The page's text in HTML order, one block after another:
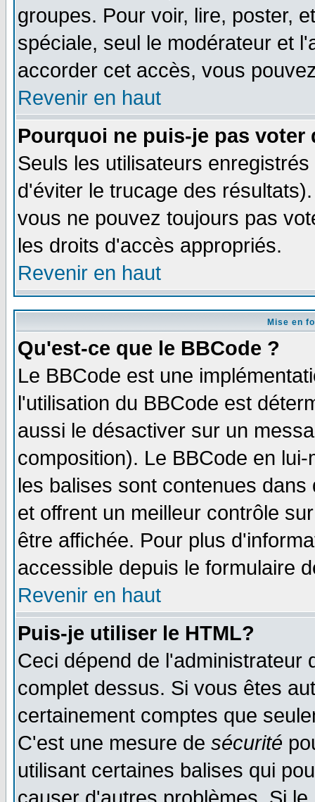
groupes. Pour voir, lire, poster,
spéciale, seul le modérateur et
accorder cet accès, vous
Revenir en haut
Pourquoi ne puis-je pas voter
Seuls les utilisateurs
d'éviter le trucage des
vous ne pouvez toujours pas
les droits d'accès appropriés.
Revenir en haut
Mise en
Qu'est-ce que le BBCode ?
Le BBCode est une
l'utilisation du BBCode est
aussi le désactiver sur un
composition). Le BBCode en
les balises sont contenues
et offrent un meilleur contrôle
être affichée. Pour plus
accessible depuis le formulaire
Revenir en haut
Puis-je utiliser le HTML?
Ceci dépend de l'administrateur
complet dessus. Si vous êtes
certainement comptes que
C'est une mesure de sécurité
utilisant certaines balises qui